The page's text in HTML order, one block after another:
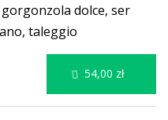
dolce, ser
taleggio